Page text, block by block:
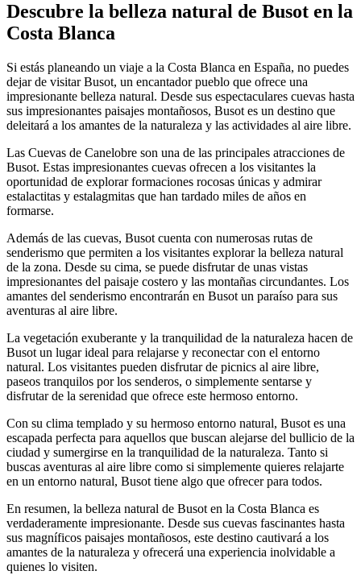
Descubre la belleza natural de Busot en la
Costa Blanca
Si estás planeando un viaje a la Costa Blanca en España, no puedes
dejar de visitar Busot, un encantador pueblo que ofrece una
impresionante belleza natural. Desde sus espectaculares cuevas hasta
sus impresionantes paisajes montañosos, Busot es un destino que
deleitará a los amantes de la naturaleza y las actividades al aire libre.
Las Cuevas de Canelobre son una de las principales atracciones de
Busot. Estas impresionantes cuevas ofrecen a los visitantes la
oportunidad de explorar formaciones rocosas únicas y admirar
estalactitas y estalagmitas que han tardado miles de años en
formarse.
Además de las cuevas, Busot cuenta con numerosas rutas de
senderismo que permiten a los visitantes explorar la belleza natural
de la zona. Desde su cima, se puede disfrutar de unas vistas
impresionantes del paisaje costero y las montañas circundantes. Los
amantes del senderismo encontrarán en Busot un paraíso para sus
aventuras al aire libre.
La vegetación exuberante y la tranquilidad de la naturaleza hacen de
Busot un lugar ideal para relajarse y reconectar con el entorno
natural. Los visitantes pueden disfrutar de picnics al aire libre,
paseos tranquilos por los senderos, o simplemente sentarse y
disfrutar de la serenidad que ofrece este hermoso entorno.
Con su clima templado y su hermoso entorno natural, Busot es una
escapada perfecta para aquellos que buscan alejarse del bullicio de la
ciudad y sumergirse en la tranquilidad de la naturaleza. Tanto si
buscas aventuras al aire libre como si simplemente quieres relajarte
en un entorno natural, Busot tiene algo que ofrecer para todos.
En resumen, la belleza natural de Busot en la Costa Blanca es
verdaderamente impresionante. Desde sus cuevas fascinantes hasta
sus magníficos paisajes montañosos, este destino cautivará a los
amantes de la naturaleza y ofrecerá una experiencia inolvidable a
quienes lo visiten.